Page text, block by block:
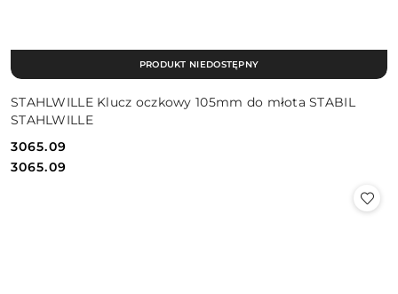
STAHLWILLE Klucz oczkowy 105mm do młota STABIL
STAHLWILLE
Cena:
3065.09
Cena:
3065.09
PRODUKT NIEDOSTĘPNY